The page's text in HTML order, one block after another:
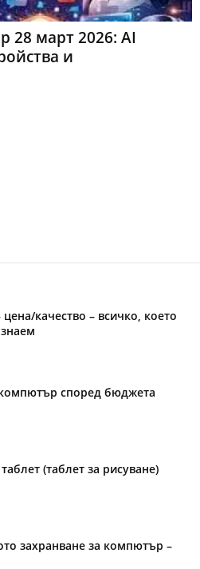
28 март 2026: AI
и
цена/качество – всичко, което
според бюджета
(таблет за рисуване)
захранване за компютър –